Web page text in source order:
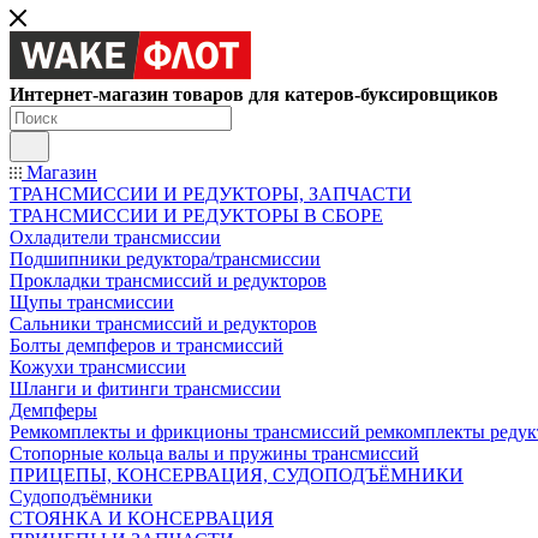
Интернет-магазин товаров для катеров-буксировщиков
Магазин
ТРАНСМИССИИ И РЕДУКТОРЫ, ЗАПЧАСТИ
ТРАНСМИССИИ И РЕДУКТОРЫ В СБОРЕ
Охладители трансмиссии
Подшипники редуктора/трансмиссии
Прокладки трансмиссий и редукторов
Щупы трансмиссии
Сальники трансмиссий и редукторов
Болты демпферов и трансмиссий
Кожухи трансмиссии
Шланги и фитинги трансмиссии
Демпферы
Ремкомплекты и фрикционы трансмиссий ремкомплекты
Стопорные кольца валы и пружины трансмиссий
ПРИЦЕПЫ, КОНСЕРВАЦИЯ, СУДОПОДЪЁМНИКИ
Судоподъёмники
СТОЯНКА И КОНСЕРВАЦИЯ